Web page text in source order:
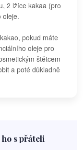
2 lžíce kakaa (pro
oleje.
pokud máte
oleje pro
štětcem
a poté důkladně
s přáteli